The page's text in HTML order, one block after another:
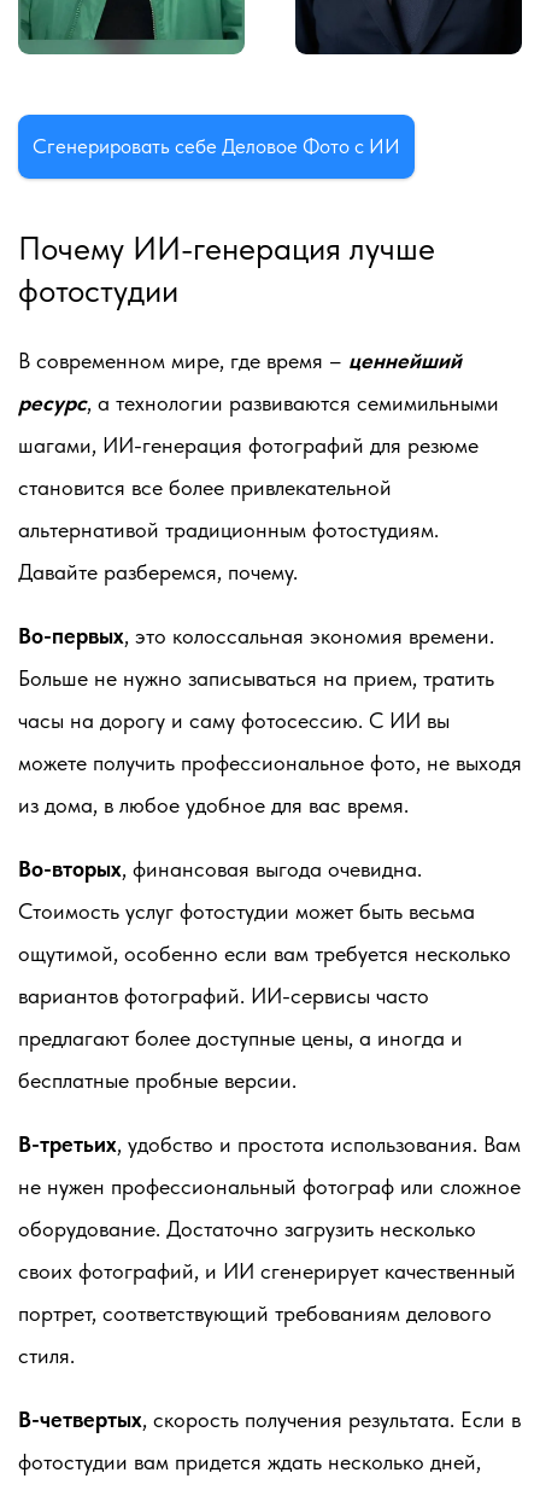
Сгенерировать себе Деловое Фото с ИИ
Почему ИИ-генерация лучше
фотостудии
В современном мире, где время – ценнейший
ресурс, а технологии развиваются семимильными
шагами, ИИ-генерация фотографий для резюме
становится все более привлекательной
альтернативой традиционным фотостудиям.
Давайте разберемся, почему.
Во-первых, это колоссальная экономия времени.
Больше не нужно записываться на прием, тратить
часы на дорогу и саму фотосессию. С ИИ вы
можете получить профессиональное фото, не выходя
из дома, в любое удобное для вас время.
Во-вторых, финансовая выгода очевидна.
Стоимость услуг фотостудии может быть весьма
ощутимой, особенно если вам требуется несколько
вариантов фотографий. ИИ-сервисы часто
предлагают более доступные цены, а иногда и
бесплатные пробные версии.
В-третьих, удобство и простота использования. Вам
не нужен профессиональный фотограф или сложное
оборудование. Достаточно загрузить несколько
своих фотографий, и ИИ сгенерирует качественный
портрет, соответствующий требованиям делового
стиля.
В-четвертых, скорость получения результата. Если в
фотостудии вам придется ждать несколько дней,